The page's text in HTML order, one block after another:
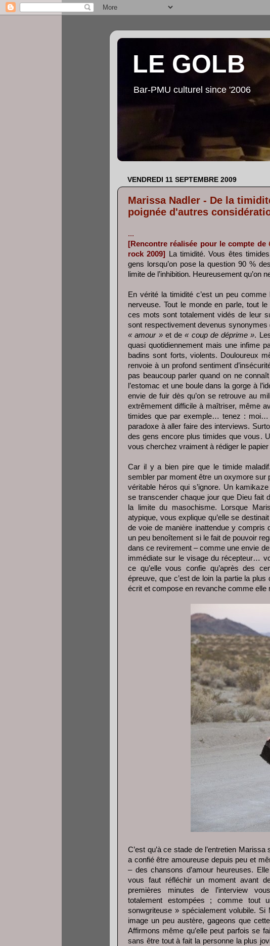
LE GOLB
Bar-PMU culturel since '2006
VENDREDI 11 SEPTEMBRE 2009
Marissa Nadler - De la
poignée d'autres
...
[Rencontre réalisée pour le compte de
rock 2009] La timidité. Vous êtes
gens lorsqu’on pose la question 90 %
limite de l’inhibition. Heureusement qu’on
En vérité la timidité c’est un peu
nerveuse. Tout le monde en parle, tout
ces mots sont totalement vidés de leur
sont respectivement devenus synonymes
« amour »et de « coup de déprime ».
quasi quotidiennement mais une infime
badins sont forts, violents. Douloureux
renvoie à un profond sentiment
pas beaucoup parler quand on ne
l’estomac et une boule dans la gorge à
envie de fuir dès qu’on se retrouve au
extrêmement difficile à maîtriser, même
timides que par exemple… tenez : moi…
paradoxe à aller faire des interviews.
des gens encore plus timides que vous.
vous cherchez vraiment à rédiger le
Car il y a bien pire que le timide
sembler par moment être un oxymore sur
véritable héros qui s’ignore. Un
se transcender chaque jour que Dieu fait
la limite du masochisme. Lorsque
atypique, vous explique qu’elle se
de voie de manière inattendue y compris
un peu benoîtement si le fait de pouvoir
dans ce revirement – comme une envie
immédiate sur le visage du récepteur…
ce qu’elle vous confie qu’après des
épreuve, que c’est de loin la partie la
écrit et compose en revanche comme elle
C’est qu’à ce stade de l’entretien
a confié être amoureuse depuis peu et
– des chansons d’amour heureuses.
vous faut réfléchir un moment avant
premières minutes de l’interview
totalement estompées ; comme tout
sonwgriteuse » spécialement volubile.
image un peu austère, gageons que
Affirmons même qu’elle peut parfois se
sans être tout à fait la personne la plus